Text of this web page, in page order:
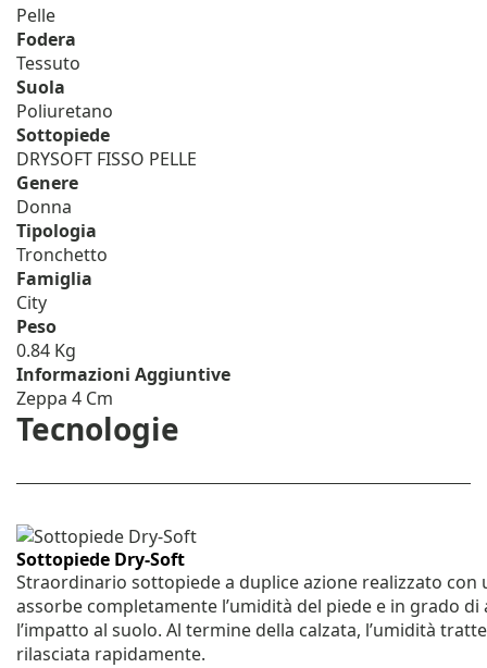
Pelle
Fodera
Tessuto
Suola
Poliuretano
Sottopiede
DRYSOFT FISSO PELLE
Genere
Donna
Tipologia
Tronchetto
Famiglia
City
Peso
0.84 Kg
Informazioni Aggiuntive
Zeppa 4 Cm
Tecnologie
Sottopiede Dry-Soft
Straordinario sottopiede a duplice azione realizzato con
assorbe completamente l’umidità del piede e in grado
l’impatto al suolo. Al termine della calzata, l’umidità
rilasciata rapidamente.